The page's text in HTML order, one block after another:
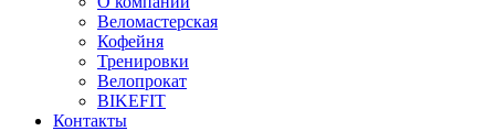
Веломастерская
Кофейня
Тренировки
Велопрокат
BIKEFIT
Контакты